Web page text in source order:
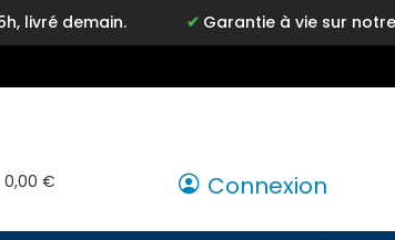
Garantie à vie sur notre marque
0,00 € Connexion